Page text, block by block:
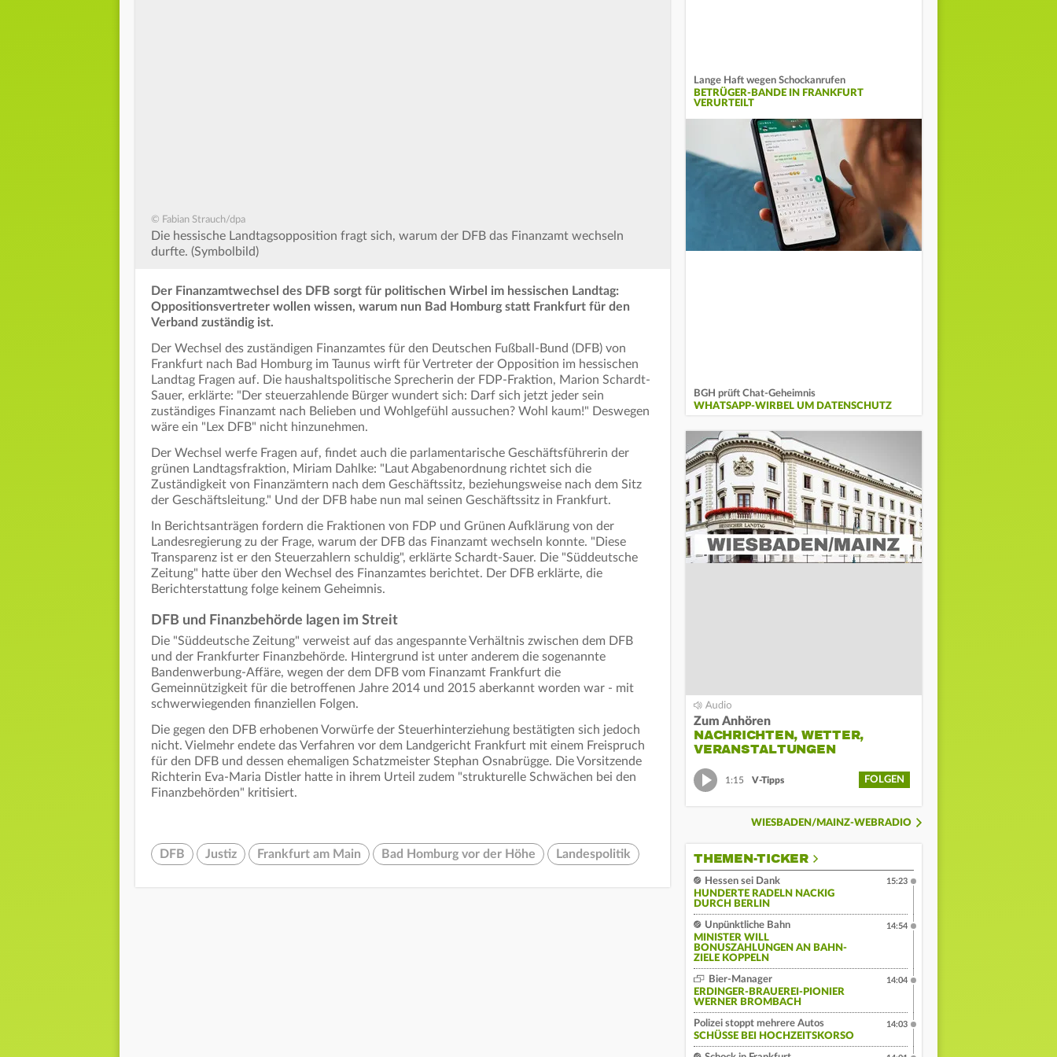
© Fabian Strauch/dpa
Die hessische Landtagsopposition fragt sich, warum der DFB das Finanzamt wechseln
durfte. (Symbolbild)
Der Finanzamtwechsel des DFB sorgt für politischen Wirbel im hessischen Landtag:
Oppositionsvertreter wollen wissen, warum nun Bad Homburg statt Frankfurt für den
Verband zuständig ist.
Der Wechsel des zuständigen Finanzamtes für den Deutschen Fußball-Bund (DFB) von
Frankfurt nach Bad Homburg im Taunus wirft für Vertreter der Opposition im hessischen
Landtag Fragen auf. Die haushaltspolitische Sprecherin der FDP-Fraktion, Marion Schardt-
Sauer, erklärte: "Der steuerzahlende Bürger wundert sich: Darf sich jetzt jeder sein
zuständiges Finanzamt nach Belieben und Wohlgefühl aussuchen? Wohl kaum!" Deswegen
wäre ein "Lex DFB" nicht hinzunehmen.
Der Wechsel werfe Fragen auf, findet auch die parlamentarische Geschäftsführerin der
grünen Landtagsfraktion, Miriam Dahlke: "Laut Abgabenordnung richtet sich die
Zuständigkeit von Finanzämtern nach dem Geschäftssitz, beziehungsweise nach dem Sitz
der Geschäftsleitung." Und der DFB habe nun mal seinen Geschäftssitz in Frankfurt.
In Berichtsanträgen fordern die Fraktionen von FDP und Grünen Aufklärung von der
Landesregierung zu der Frage, warum der DFB das Finanzamt wechseln konnte. "Diese
Transparenz ist er den Steuerzahlern schuldig", erklärte Schardt-Sauer. Die "Süddeutsche
Zeitung" hatte über den Wechsel des Finanzamtes berichtet. Der DFB erklärte, die
Berichterstattung folge keinem Geheimnis.
DFB und Finanzbehörde lagen im Streit
Die "Süddeutsche Zeitung" verweist auf das angespannte Verhältnis zwischen dem DFB
und der Frankfurter Finanzbehörde. Hintergrund ist unter anderem die sogenannte
Bandenwerbung-Affäre, wegen der dem DFB vom Finanzamt Frankfurt die
Gemeinnützigkeit für die betroffenen Jahre 2014 und 2015 aberkannt worden war - mit
schwerwiegenden finanziellen Folgen.
Die gegen den DFB erhobenen Vorwürfe der Steuerhinterziehung bestätigten sich jedoch
nicht. Vielmehr endete das Verfahren vor dem Landgericht Frankfurt mit einem Freispruch
für den DFB und dessen ehemaligen Schatzmeister Stephan Osnabrügge. Die Vorsitzende
Richterin Eva-Maria Distler hatte in ihrem Urteil zudem "strukturelle Schwächen bei den
Finanzbehörden" kritisiert.
DFB Justiz Frankfurt am Main Bad Homburg vor der Höhe Landespolitik
Lange Haft wegen Schockanrufen
BETRÜGER-BANDE IN FRANKFURT
VERURTEILT
BGH prüft Chat-Geheimnis
WHATSAPP-WIRBEL UM DATENSCHUTZ
Zum Anhören
NACHRICHTEN, WETTER,
VERANSTALTUNGEN
1:15 V-Tipps FOLGEN
WIESBADEN/MAINZ-WEBRADIO
THEMEN-TICKER
Hessen sei Dank
HUNDERTE RADELN NACKIG
DURCH BERLIN
15:23
Unpünktliche Bahn
MINISTER WILL
BONUSZAHLUNGEN AN BAHN-
ZIELE KOPPELN
14:54
Bier-Manager
ERDINGER-BRAUEREI-PIONIER
WERNER BROMBACH
14:04
Polizei stoppt mehrere Autos
SCHÜSSE BEI HOCHZEITSKORSO
14:03